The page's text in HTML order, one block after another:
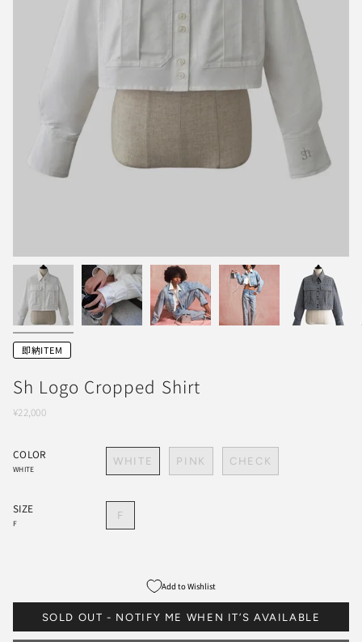
即納ITEM
Sh Logo Cropped Shirt
¥22,000
COLOR
WHITE
WHITE PINK CHECK
SIZE
F
F
Add to Wishlist
SOLD OUT - NOTIFY ME WHEN IT’S AVAILABLE